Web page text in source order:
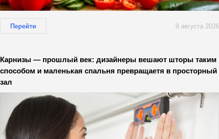
Перейти 9 августа 2026
Карнизы — прошлый век: дизайнеры вешают шторы таким
способом и маленькая спальня превращаетя в просторный
зал